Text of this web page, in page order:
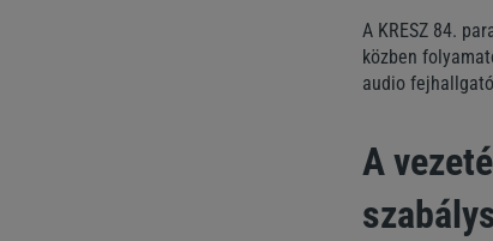
A KRESZ 84.
közben
audio
A